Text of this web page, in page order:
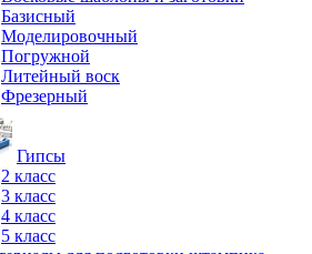
Базисный
Моделировочный
Погружной
Литейный воск
Фрезерный
Гипсы
2 класс
3 класс
4 класс
5 класс